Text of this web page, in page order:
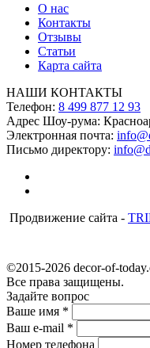
О нас
Контакты
Отзывы
Статьи
Карта сайта
НАШИ КОНТАКТЫ
Телефон: 8 499 877 12 93
Адрес Шоу-рума:
Электронная почта:
Письмо директору:
Продвижение сайта -
©2015-2026 decor-of-
Все права защищены.
Задайте вопрос
Ваше имя *
Ваш e-mail *
Номер телефона